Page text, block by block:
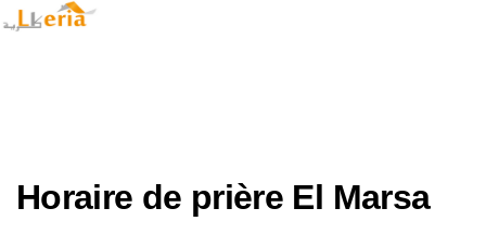
Horaire de prière El Marsa